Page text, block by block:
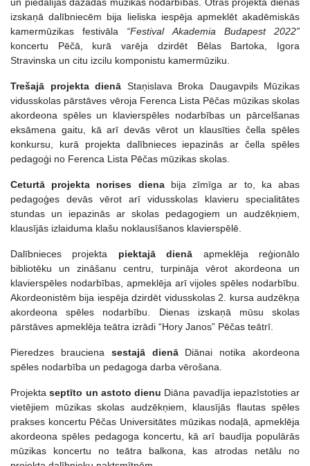
izskaņā dalībniecēm bija lieliska iespēja apmeklēt akadēmiskās
kamermūzikas festivāla “Festival Akademia Budapest 2022”
koncertu Pēčā, kurā varēja dzirdēt Bēlas Bartoka, Igora
Stravinska un citu izcilu komponistu kamermūziku.
Trešajā projekta dienā Staņislava Broka Daugavpils Mūzikas
vidusskolas pārstāves vēroja Ferenca Lista Pēčas mūzikas skolas
akordeona spēles un klavierspēles nodarbības un pārcelšanas
eksāmena gaitu, kā arī devās vērot un klausīties čella spēles
konkursu, kurā projekta dalībnieces iepazinās ar čella spēles
pedagoģi no Ferenca Lista Pēčas mūzikas skolas.
Ceturtā projekta norises dienabija zīmīga ar to, ka abas
pedagoģes devās vērot arī vidusskolas klavieru specialitātes
stundas un iepazinās ar skolas pedagogiem un audzēkņiem,
klausījās izlaiduma klašu noklausīšanos klavierspēlē.
Dalībnieces projekta piektajā dienā apmeklēja reģionālo
bibliotēku un zināšanu centru, turpināja vērot akordeona un
klavierspēles nodarbības, apmeklēja arī vijoles spēles nodarbību.
Akordeonistēm bija iespēja dzirdēt vidusskolas 2. kursa audzēkņa
akordeona spēles nodarbību. Dienas izskaņā mūsu skolas
pārstāves apmeklēja teātra izrādi “Hory Janos” Pēčas teātrī.
Pieredzes brauciena sestajā dienāDiānai notika akordeona
spēles nodarbība un pedagoga darba vērošana.
Projektaseptīto un astoto dienu Diāna pavadīja iepazīstoties ar
vietējiem mūzikas skolas audzēkņiem, klausījās flautas spēles
prakses koncertu Pēčas Universitātes mūzikas nodaļā, apmeklēja
akordeona spēles pedagoga koncertu, kā arī baudīja populārās
mūzikas koncertu no teātra balkona, kas atrodas netālu no